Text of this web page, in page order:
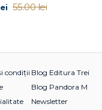
55.00 lei
condiții Blog Editura Trei
Blog Pandora M
Newsletter